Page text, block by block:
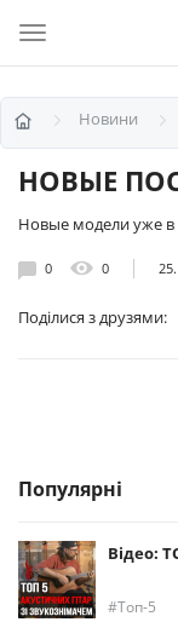
Новини
НОВЫЕ
Новые модели уже в
0 0
Поділися з друзями:
Популярні
Відео:
Топ-5